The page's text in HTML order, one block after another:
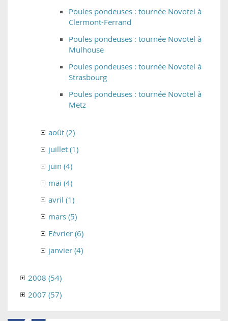
Poules pondeuses : tournée Novotel à
Clermont-Ferrand
Poules pondeuses : tournée Novotel à
Mulhouse
Poules pondeuses : tournée Novotel à
Strasbourg
Poules pondeuses : tournée Novotel à
Metz
août (2)
juillet (1)
juin (4)
mai (4)
avril (1)
mars (5)
Février (6)
janvier (4)
2008 (54)
2007 (57)